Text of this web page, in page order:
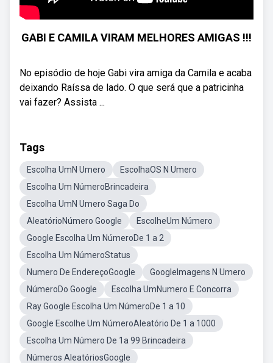
GABI E CAMILA VIRAM MELHORES AMIGAS !!!
No episódio de hoje Gabi vira amiga da Camila e acaba
deixando Raíssa de lado. O que será que a patricinha
vai fazer? Assista ...
Tags
Escolha UmN Umero
EscolhaOS N Umero
Escolha Um NúmeroBrincadeira
Escolha UmN Umero Saga Do
AleatórioNúmero Google
EscolheUm Número
Google Escolha Um NúmeroDe 1 a 2
Escolha Um NúmeroStatus
Numero De EndereçoGoogle
GoogleImagens N Umero
NúmeroDo Google
Escolha UmNumero E Concorra
Ray Google Escolha Um NúmeroDe 1 a 10
Google Escolhe Um NúmeroAleatório De 1 a 1000
Escolha Um Número De 1a 99 Brincadeira
Números AleatóriosGoogle